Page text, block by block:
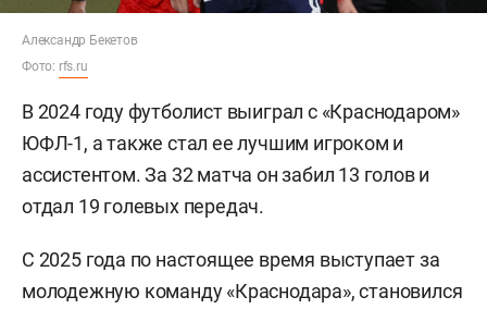
Александр Бекетов
Фото: rfs.ru
В 2024 году футболист выиграл с «Краснодаром»
ЮФЛ-1, а также стал ее лучшим игроком и
ассистентом. За 32 матча он забил 13 голов и
отдал 19 голевых передач.
С 2025 года по настоящее время выступает за
молодежную команду «Краснодара», становился